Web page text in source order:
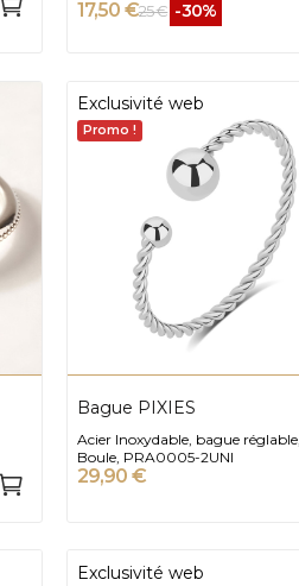
17,50 €25 € -30%
Exclusivité web
Promo !
Bague PIXIES
Acier Inoxydable, bague réglable,
Boule, PRA0005-2UNI
29,90 €
Exclusivité web